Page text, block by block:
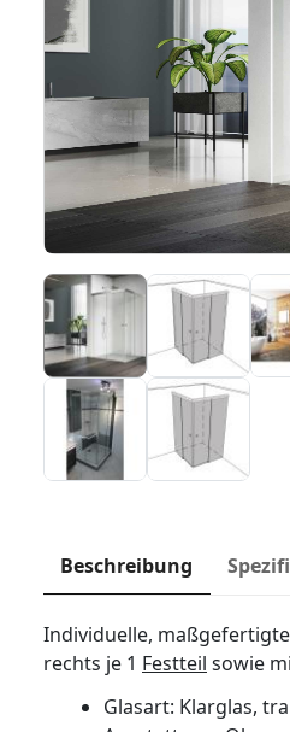
Beschreibung
Individuelle,
rechts je 1 Festteil sowie
Glasart: Klarglas,